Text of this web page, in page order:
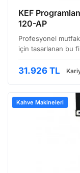
KEF
120-AP
Profesyonel
için tasarlanan bu
özellikle büyük
31.926 TL
Kahve Makineleri